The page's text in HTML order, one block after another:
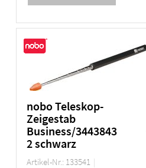
nobo Teleskop-
Zeigestab
Business/3443843
2 schwarz
Artikel-Nr.: 133541